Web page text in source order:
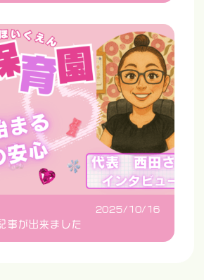
2025/10/16
事が出来ました